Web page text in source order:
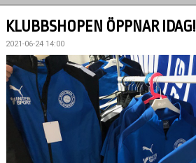
HEM
NYHETER
TRÄNARUTBILDNING SVFF D
OM KLUBBEN
KALENDER
KLUBBSHOPEN ÖPPNAR IDAG!
2021-06-24 14:00